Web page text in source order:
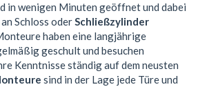
in wenigen Minuten geöffnet und dabei
Schloss oderSchließzylinder
haben eine langjährige
geschult und besuchen
Kenntnisse ständig auf dem neusten
sind in der Lage jede Türe und